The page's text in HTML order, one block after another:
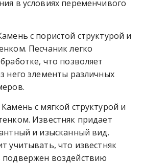
в условиях переменчивого
с пористой структурой и
Песчаник легко
что позволяет
него элементы различных
с мягкой структурой и
Известняк придает
и изысканный вид.
учитывать, что известняк
воздействию